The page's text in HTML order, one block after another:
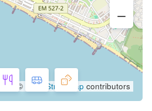
© OpenStreetMap contributors